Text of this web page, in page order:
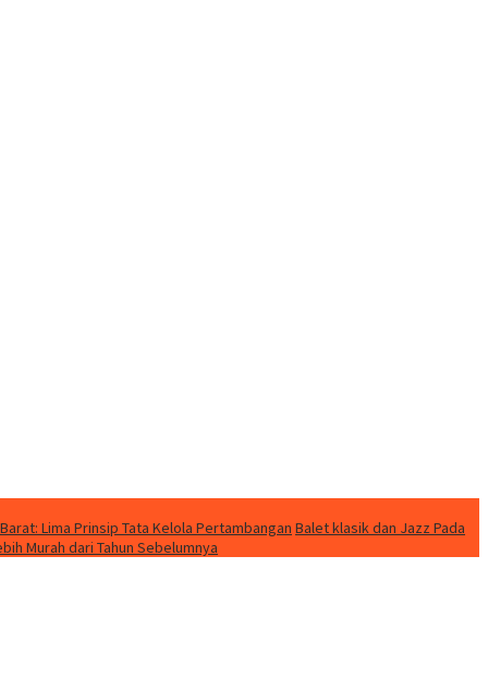
Lima Prinsip Tata Kelola Pertambangan Balet klasik dan Jazz Pada
Murah dari Tahun Sebelumnya